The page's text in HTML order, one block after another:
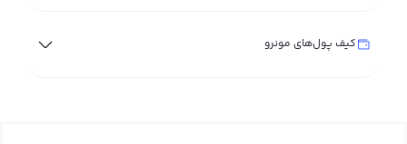
کیف پول‌های مونرو